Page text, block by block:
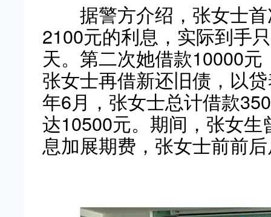
据警方介绍，张女士首
2100元的利息，实际到手
天。第二次她借款10000
张女士再借新还旧债，以
年6月，张女士总计借款
达10500元。期间，张女
息加展期费，张女士前前